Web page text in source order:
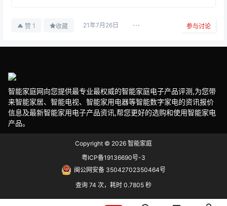
赞 1 收藏 21年7月26日 参与讨论
智能家庭网向您提供最专业最权威的智能家庭电子产品评测,为您带
来智能家居、智能电视、智能家用电器等智能数字家电的资讯报价
信息及最新智能家用电子产品资讯,帮您更好的选购和使用智能家电
产品。
Copyright © 2026 智能家庭
粤ICP备19136690号-3
闽公网安备 35042702350464号
查询 74 次，耗时 0.7805 秒